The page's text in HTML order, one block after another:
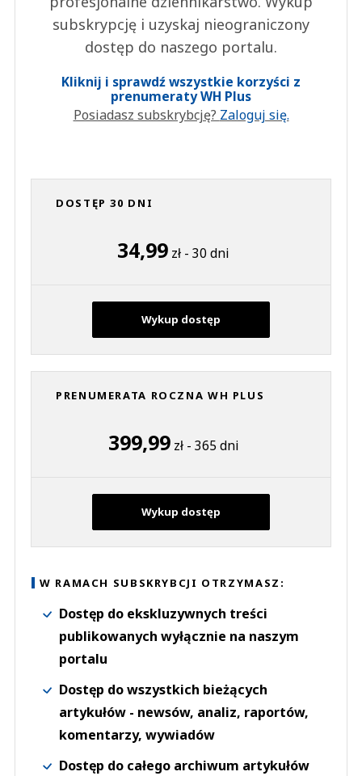
subskrypcję i uzyskaj nieograniczony
dostęp do naszego portalu.
Kliknij i sprawdź wszystkie korzyści z
prenumeraty WH Plus
Posiadasz subskrybcję? Zaloguj się.
DOSTĘP 30 DNI
34,99 zł - 30 dni
Wykup dostęp
PRENUMERATA ROCZNA WH PLUS
399,99zł - 365 dni
Wykup dostęp
W RAMACH SUBSKRYBCJI OTRZYMASZ:
Dostęp do ekskluzywnych treści
publikowanych wyłącznie na naszym
portalu
Dostęp do wszystkich bieżących
artykułów - newsów, analiz, raportów,
komentarzy, wywiadów
Dostęp do całego archiwum artykułów